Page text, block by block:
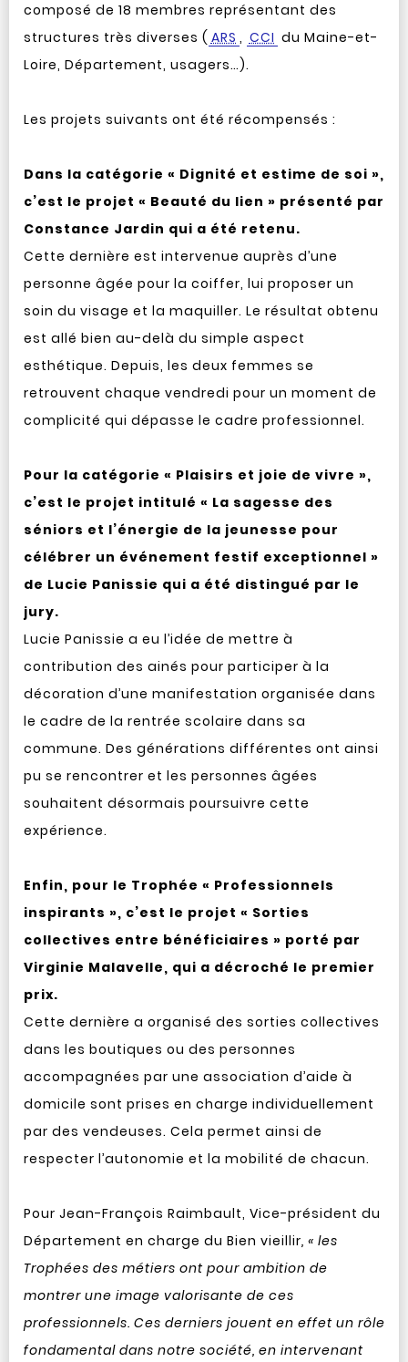
composé de 18 membres représentant des
structures très diverses ( ARS , CCI du Maine-et-
Loire, Département, usagers…).
Les projets suivants ont été récompensés :
Dans la catégorie « Dignité et estime de soi »,
c’est le projet « Beauté du lien » présenté par
Constance Jardin qui a été retenu.
Cette dernière est intervenue auprès d’une
personne âgée pour la coiffer, lui proposer un
soin du visage et la maquiller. Le résultat obtenu
est allé bien au-delà du simple aspect
esthétique. Depuis, les deux femmes se
retrouvent chaque vendredi pour un moment de
complicité qui dépasse le cadre professionnel.
Pour la catégorie « Plaisirs et joie de vivre »,
c’est le projet intitulé « La sagesse des
séniors et l’énergie de la jeunesse pour
célébrer un événement festif exceptionnel »
de Lucie Panissie qui a été distingué par le
jury.
Lucie Panissie a eu l’idée de mettre à
contribution des ainés pour participer à la
décoration d’une manifestation organisée dans
le cadre de la rentrée scolaire dans sa
commune. Des générations différentes ont ainsi
pu se rencontrer et les personnes âgées
souhaitent désormais poursuivre cette
expérience.
Enfin, pour le Trophée « Professionnels
inspirants », c’est le projet « Sorties
collectives entre bénéficiaires » porté par
Virginie Malavelle, qui a décroché le premier
prix.
Cette dernière a organisé des sorties collectives
dans les boutiques ou des personnes
accompagnées par une association d’aide à
domicile sont prises en charge individuellement
par des vendeuses. Cela permet ainsi de
respecter l’autonomie et la mobilité de chacun.
Pour Jean-François Raimbault, Vice-président du
Département en charge du Bien vieillir, « les
Trophées des métiers ont pour ambition de
montrer une image valorisante de ces
professionnels. Ces derniers jouent en effet un rôle
fondamental dans notre société, en intervenant